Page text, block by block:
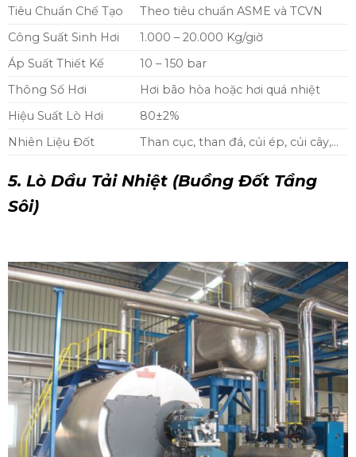
Tiêu Chuẩn Chế Tạo
Theo tiêu chuẩn ASME và TCVN
Công Suất Sinh Hơi
1.000 – 20.000 Kg/giờ
Áp Suất Thiết Kế
10 – 150 bar
Thông Số Hơi
Hơi bão hòa hoặc hơi quá nhiệt
Hiệu Suất Lò Hơi
80±2%
Nhiên Liệu Đốt
Than cục, than đá, củi ép, củi cây,…
5. Lò Dầu Tải Nhiệt (Buồng Đốt Tầng
Sôi)